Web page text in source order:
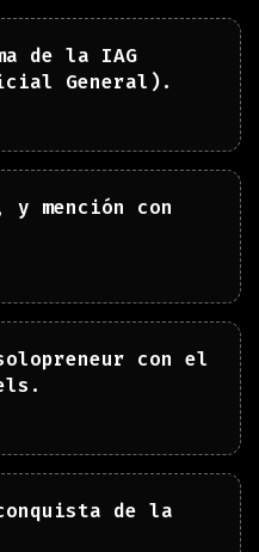
de la IAG
General).
mención con
con el
de la